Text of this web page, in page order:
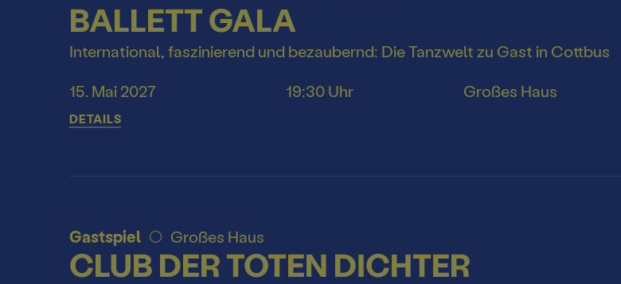
BALLETT GALA
International, faszinierend und bezaubernd: Die Tanzwelt zu Gast in Cottbus
15. Mai 2027 19:30 Uhr Großes Haus
DETAILS
Gastspiel Großes Haus
CLUB DER TOTEN DICHTER